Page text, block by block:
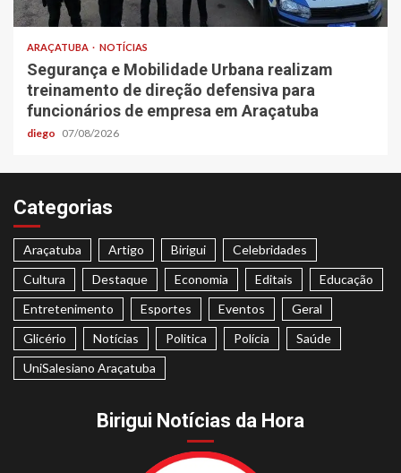
ARAÇATUBA NOTÍCIAS
Segurança e Mobilidade Urbana realizam
treinamento de direção defensiva para
funcionários de empresa em Araçatuba
diego 07/08/2026
Categorias
Araçatuba Artigo Birigui
Celebridades
Cultura
Destaque Economia Editais
Educação
Entretenimento
Esportes Eventos
Geral
Glicério
Notícias Politica Polícia
Saúde
UniSalesiano Araçatuba
Birigui Notícias da Hora